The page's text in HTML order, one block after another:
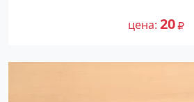
цена 20